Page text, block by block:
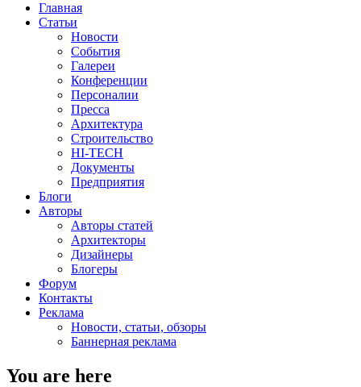
Главная
Статьи
Новости
События
Галереи
Конференции
Персоналии
Пресса
Архитектура
Строительство
HI-TECH
Документы
Предприятия
Блоги
Авторы
Авторы статей
Архитекторы
Дизайнеры
Блогеры
Форум
Контакты
Реклама
Новости, статьи, обзоры
Баннерная реклама
You are here